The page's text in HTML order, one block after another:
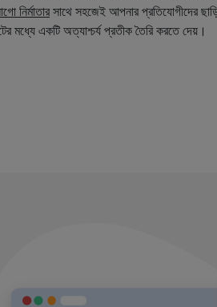
নির্মাতারসাথে সহজেই আপনার প্রতিযোগীদের
মধ্যে একটি অত্যাশ্চর্য প্রতীক তৈরি করতে দেয়।